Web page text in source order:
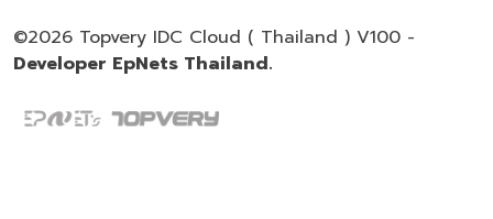
©2026 Topvery IDC Cloud ( Thailand ) V100 -
Developer EpNets Thailand.